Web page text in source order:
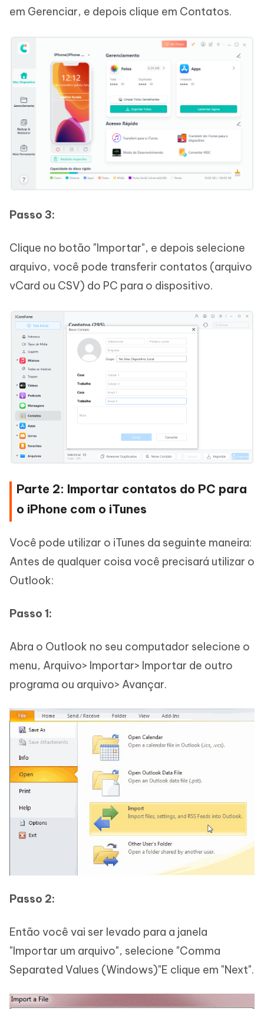
em Gerenciar, e depois clique em Contatos.
Passo 3:
Clique no botão "Importar", e depois selecione
arquivo, você pode transferir contatos (arquivo
vCard ou CSV) do PC para o dispositivo.
Parte 2: Importar contatos do PC para
o iPhone com o iTunes
Você pode utilizar o iTunes da seguinte maneira:
Antes de qualquer coisa você precisará utilizar o
Outlook:
Passo 1:
Abra o Outlook no seu computador selecione o
menu, Arquivo> Importar> Importar de outro
programa ou arquivo> Avançar.
Passo 2:
Então você vai ser levado para a janela
"Importar um arquivo", selecione "Comma
Separated Values (Windows)"E clique em "Next".